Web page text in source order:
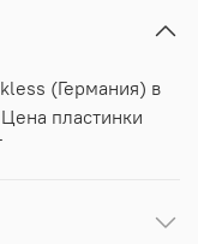
(Германия) в
пластинки